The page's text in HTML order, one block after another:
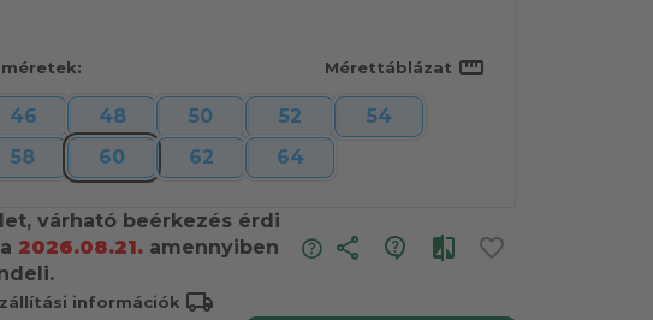
Mérettáblázat straighten
46 48 50 52
54
58 60 62 64
várható beérkezés érdi
2026.08.21. amennyiben
share
információk local_shipping